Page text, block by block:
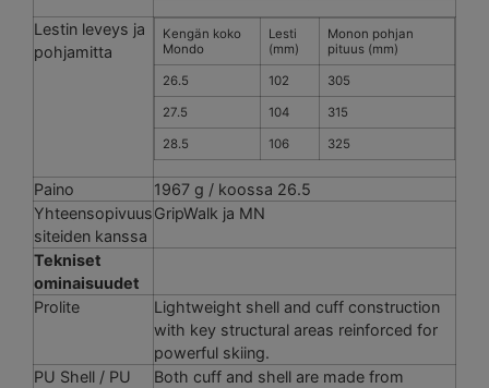
Lestin leveys ja
pohjamitta
Kengän koko
Mondo
Lesti
(mm)
Monon pohjan
pituus (mm)
26.5 102 305
27.5 104 315
28.5 106 325
Paino
1967 g / koossa 26.5
Yhteensopivuus
siteiden kanssa
GripWalk ja MN
Tekniset
ominaisuudet
Prolite
Lightweight shell and cuff construction
with key structural areas reinforced for
powerful skiing.
PU Shell / PU
Both cuff and shell are made from